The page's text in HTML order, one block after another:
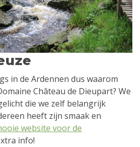
in de Ardennen dus waarom
Château de Dieupart? We
die we zelf belangrijk
heeft zijn smaak en
website voor de
info!